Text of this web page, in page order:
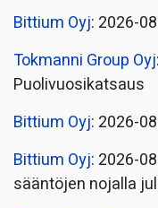
Bittium Oyj: 2026-
Tokmanni Group Oyj
Puolivuosikatsaus
Bittium Oyj: 2026-
Bittium Oyj: 2026-
sääntöjen nojalla